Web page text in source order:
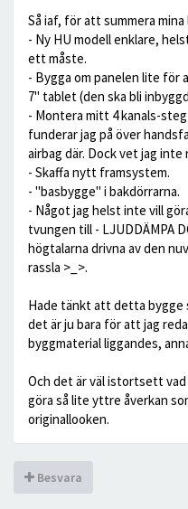
Så iaf, för att summera mina
- Ny HU modell enklare,
ett måste.
- Bygga om panelen lite
7" tablet (den ska bli
- Montera mitt 4 kanals-
funderar jag på över
airbag där. Dock vet jag
- Skaffa nytt framsystem.
- "basbygge" i bakdörrarna.
- Något jag helst inte vill
tvungen till - LJUDDÄMPA
högtalarna drivna av den
rassla >_>.
Hade tänkt att detta bygge
det är ju bara för att jag
byggmaterial liggandes,
Och det är väl istortsett
göra så lite yttre åverkan
originallooken.
Besvara